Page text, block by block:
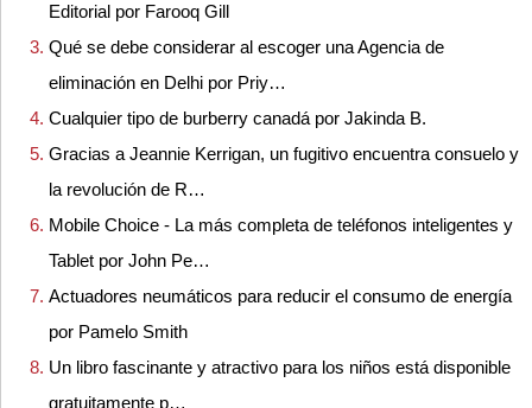
Editorial por Farooq Gill
Qué se debe considerar al escoger una Agencia de
eliminación en Delhi por Priy…
Cualquier tipo de burberry canadá por Jakinda B.
Gracias a Jeannie Kerrigan, un fugitivo encuentra consuelo y
la revolución de R…
Mobile Choice - La más completa de teléfonos inteligentes y
Tablet por John Pe…
Actuadores neumáticos para reducir el consumo de energía
por Pamelo Smith
Un libro fascinante y atractivo para los niños está disponible
gratuitamente p…